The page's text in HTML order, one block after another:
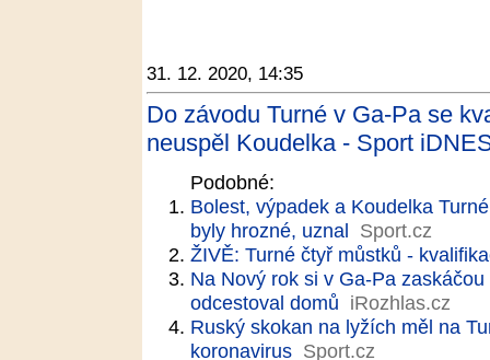
31. 12. 2020, 14:35
Do závodu Turné v Ga-Pa se
neuspěl Koudelka - Sport
Podobné:
Bolest, výpadek a Koudelka
byly hrozné, uznal Sport.cz
ŽIVĚ: Turné čtyř můstků -
Na Nový rok si v Ga-Pa
odcestoval domů iRozhlas.cz
Ruský skokan na lyžích měl na
koronavirus Sport.cz